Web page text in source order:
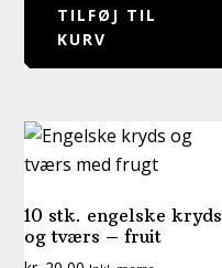
TILFØJ TIL
KURV
10 stk. engelske kryds
og tværs – fruit